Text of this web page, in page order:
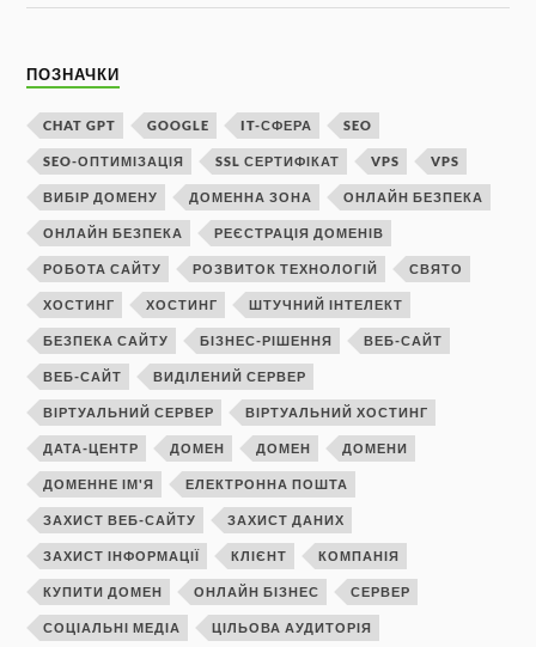
ПОЗНАЧКИ
CHAT GPT GOOGLE IT-СФЕРА SEO
SEO-ОПТИМІЗАЦІЯ SSL СЕРТИФІКАТ VPS VPS
ВИБІР ДОМЕНУ ДОМЕННА ЗОНА ОНЛАЙН БЕЗПЕКА
ОНЛАЙН БЕЗПЕКА РЕЄСТРАЦІЯ ДОМЕНІВ
РОБОТА САЙТУ РОЗВИТОК ТЕХНОЛОГІЙ СВЯТО
ХОСТИНГ ХОСТИНГ ШТУЧНИЙ ІНТЕЛЕКТ
БЕЗПЕКА САЙТУ БІЗНЕС-РІШЕННЯ ВЕБ-САЙТ
ВЕБ-САЙТ ВИДІЛЕНИЙ СЕРВЕР
ВІРТУАЛЬНИЙ СЕРВЕР ВІРТУАЛЬНИЙ ХОСТИНГ
ДАТА-ЦЕНТР ДОМЕН ДОМЕН ДОМЕНИ
ДОМЕННЕ ІМ'Я ЕЛЕКТРОННА ПОШТА
ЗАХИСТ ВЕБ-САЙТУ ЗАХИСТ ДАНИХ
ЗАХИСТ ІНФОРМАЦІЇ КЛІЄНТ КОМПАНІЯ
КУПИТИ ДОМЕН ОНЛАЙН БІЗНЕС СЕРВЕР
СОЦІАЛЬНІ МЕДІА ЦІЛЬОВА АУДИТОРІЯ